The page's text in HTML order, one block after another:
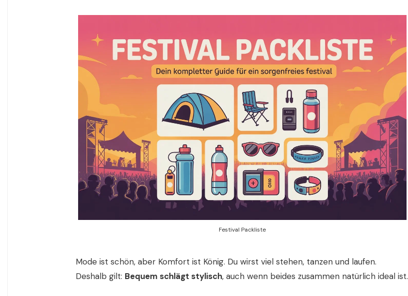
Festival Packliste
Mode ist schön, aber Komfort ist König. Du wirst viel stehen, tanzen und laufen.
Deshalb gilt: Bequem schlägt stylisch, auch wenn beides zusammen natürlich ideal ist.